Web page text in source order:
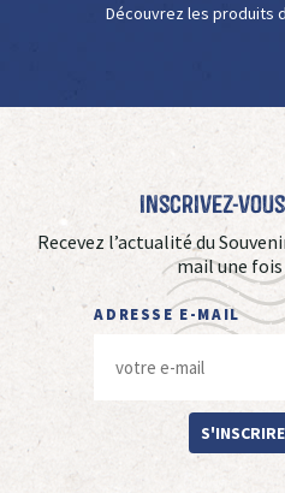
Découvrez les produits
Inscrivez-
Recevez l’actualité du
mail une
ADRESSE E-MAIL
S'INSCRIRE